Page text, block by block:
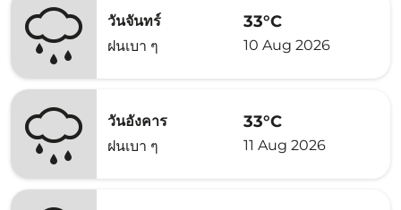
วันจันทร์
ฝนเบา ๆ
33°C
10 Aug 2026
วันอังคาร
ฝนเบา ๆ
33°C
11 Aug 2026